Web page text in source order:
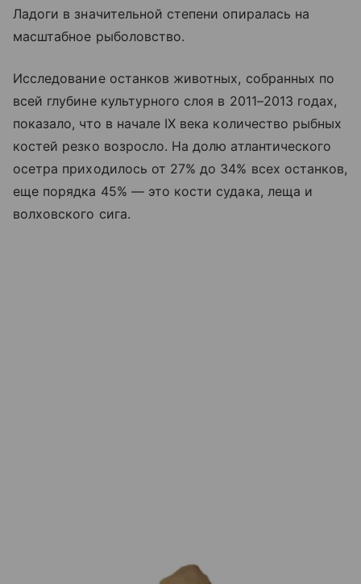
Ладоги в значительной степени опиралась на
масштабное рыболовство.
Исследование останков животных, собранных по
всей глубине культурного слоя в 2011–2013 годах,
показало, что в начале IX века количество рыбных
костей резко возросло. На долю атлантического
осетра приходилось от 27% до 34% всех останков,
еще порядка 45% — это кости судака, леща и
волховского сига.